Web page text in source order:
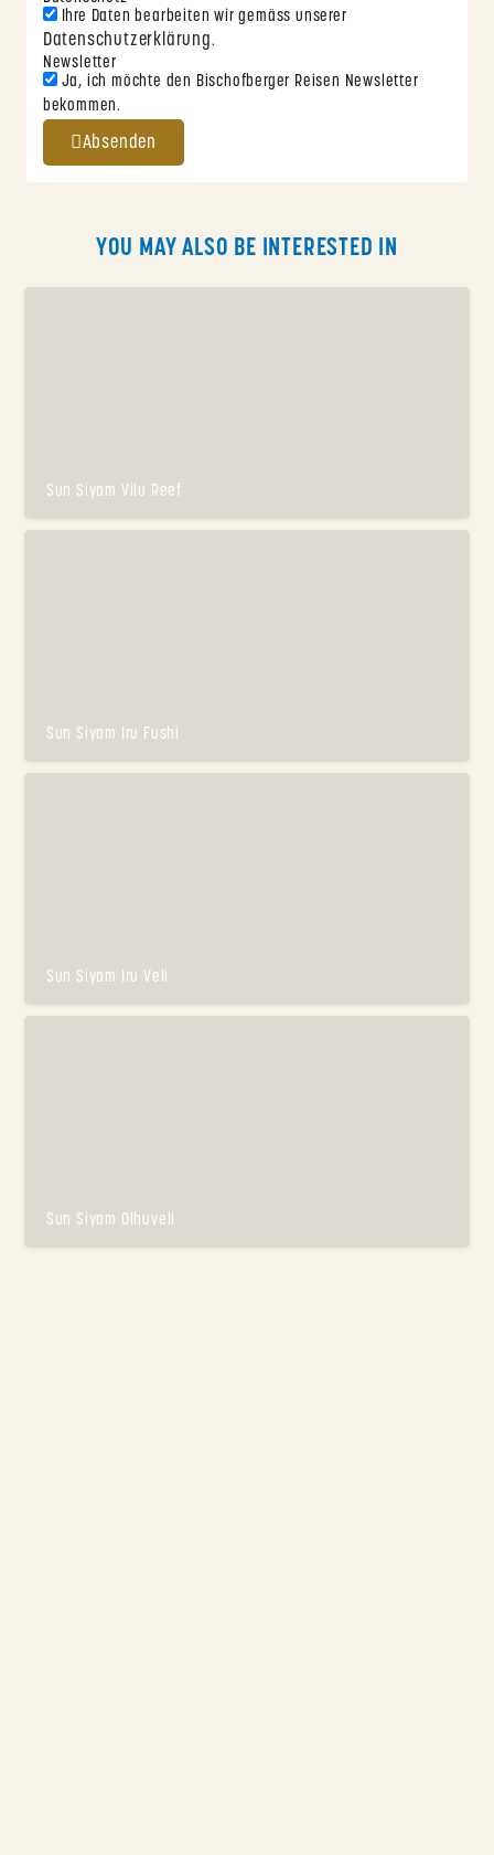
Ihre Daten bearbeiten wir gemäss unserer
Datenschutzerklärung.
Newsletter
Ja, ich möchte den Bischofberger Reisen Newsletter
bekommen.
Absenden
YOU MAY ALSO BE INTERESTED IN
Sun Siyam Vilu Reef
Sun Siyam Iru Fushi
Sun Siyam Iru Veli
Sun Siyam Olhuveli